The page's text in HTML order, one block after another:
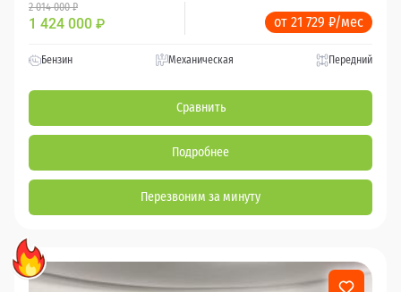
2 014 000 ₽
1 424 000 ₽ от 21 729 ₽/мес
Бензин Механическая Передний
Сравнить
Подробнее
Перезвоним за минуту